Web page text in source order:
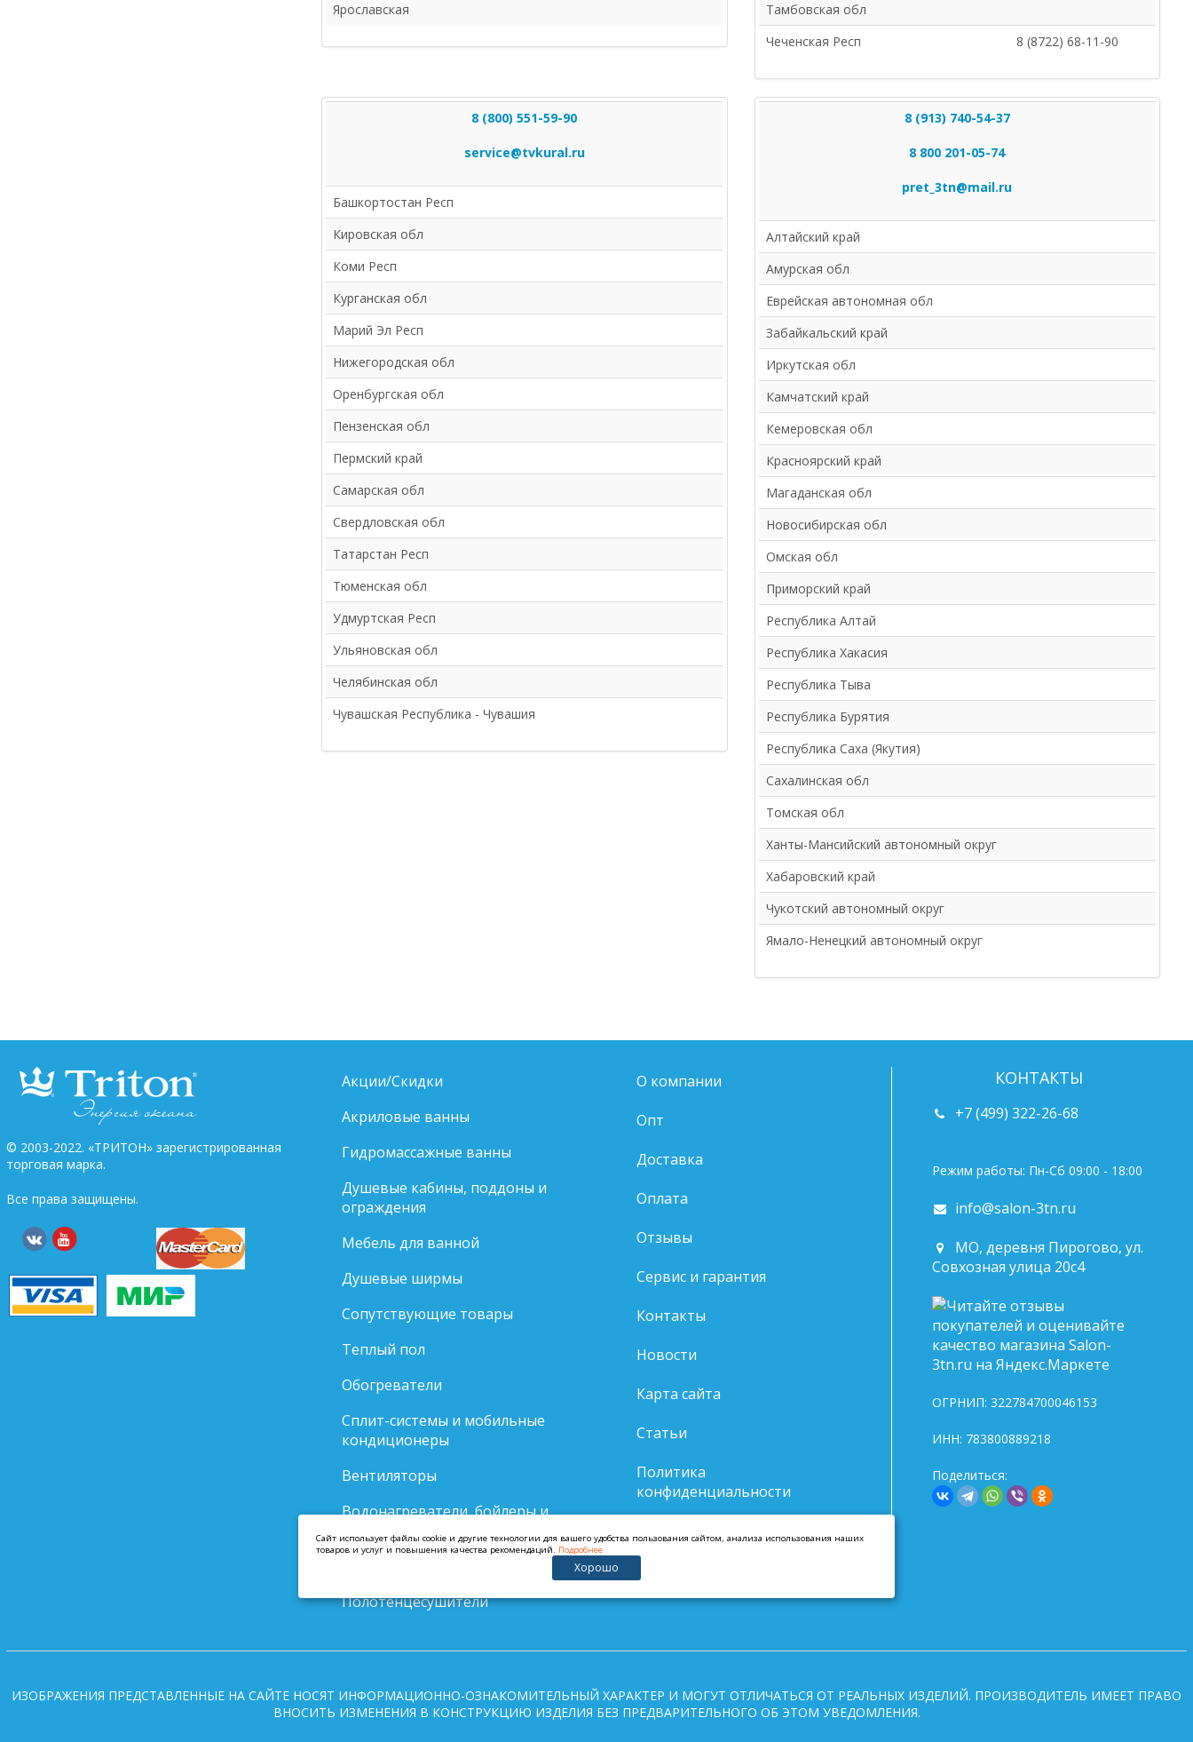
Ярославская
Тамбовская обл
Чеченская Респ
8 (8722) 68-11-90
8 (800) 551-59-90
service@tvkural.ru
Башкортостан Респ
Кировская обл
Коми Респ
Курганская обл
Марий Эл Респ
Нижегородская обл
Оренбургская обл
Пензенская обл
Пермский край
Самарская обл
Свердловская обл
Татарстан Респ
Тюменская обл
Удмуртская Респ
Ульяновская обл
Челябинская обл
Чувашская Республика - Чувашия
8 (913) 740-54-37
8 800 201-05-74
pret_3tn@mail.ru
Алтайский край
Амурская обл
Еврейская автономная обл
Забайкальский край
Иркутская обл
Камчатский край
Кемеровская обл
Красноярский край
Магаданская обл
Новосибирская обл
Омская обл
Приморский край
Республика Алтай
Республика Хакасия
Республика Тыва
Республика Бурятия
Республика Саха (Якутия)
Сахалинская обл
Томская обл
Ханты-Мансийский автономный округ
Хабаровский край
Чукотский автономный округ
Ямало-Ненецкий автономный округ
© 2003-2022. «ТРИТОН» зарегистрированная
торговая марка.
Все права защищены.
Акции/Скидки
Акриловые ванны
Гидромассажные ванны
Душевые кабины, поддоны и
ограждения
Мебель для ванной
Душевые ширмы
Сопутствующие товары
Теплый пол
Обогреватели
Сплит-системы и мобильные
кондиционеры
Вентиляторы
Водонагреватели, бойлеры и
теплоаккумуляторы
Полотенцесушители
О компании
Опт
Доставка
Оплата
Отзывы
Сервис и гарантия
Контакты
Новости
Карта сайта
Статьи
Политика
конфиденциальности
КОНТАКТЫ
+7 (499) 322-26-68
Режим работы: Пн-Сб 09:00 - 18:00
info@salon-3tn.ru
МО, деревня Пирогово, ул.
Совхозная улица 20с4
ОГРНИП: 322784700046153
ИНН: 783800889218
Поделиться:
ИЗОБРАЖЕНИЯ ПРЕДСТАВЛЕННЫЕ НА САЙТЕ НОСЯТ ИНФОРМАЦИОННО-ОЗНАКОМИТЕЛЬНЫЙ ХАРАКТЕР И МОГУТ ОТЛИЧАТЬСЯ ОТ РЕАЛЬНЫХ ИЗДЕЛИЙ. ПРОИЗВОДИТЕЛЬ ИМЕЕТ ПРАВО
ВНОСИТЬ ИЗМЕНЕНИЯ В КОНСТРУКЦИЮ ИЗДЕЛИЯ БЕЗ ПРЕДВАРИТЕЛЬНОГО ОБ ЭТОМ УВЕДОМЛЕНИЯ.
Cайт использует файлы cookie и другие технологии для вашего удобства пользования сайтом, анализа использования наших
товаров и услуг и повышения качества рекомендаций. Подробнее
Хорошо